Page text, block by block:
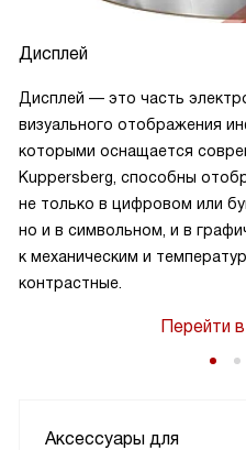
Дисплей
Дисплей — это часть
визуального отображения
которыми оснащается
Kuppersberg, способны
не только в цифровом или
но и в символьном, и в
к механическим и
контрастные.
Перейти
Аксессуары для